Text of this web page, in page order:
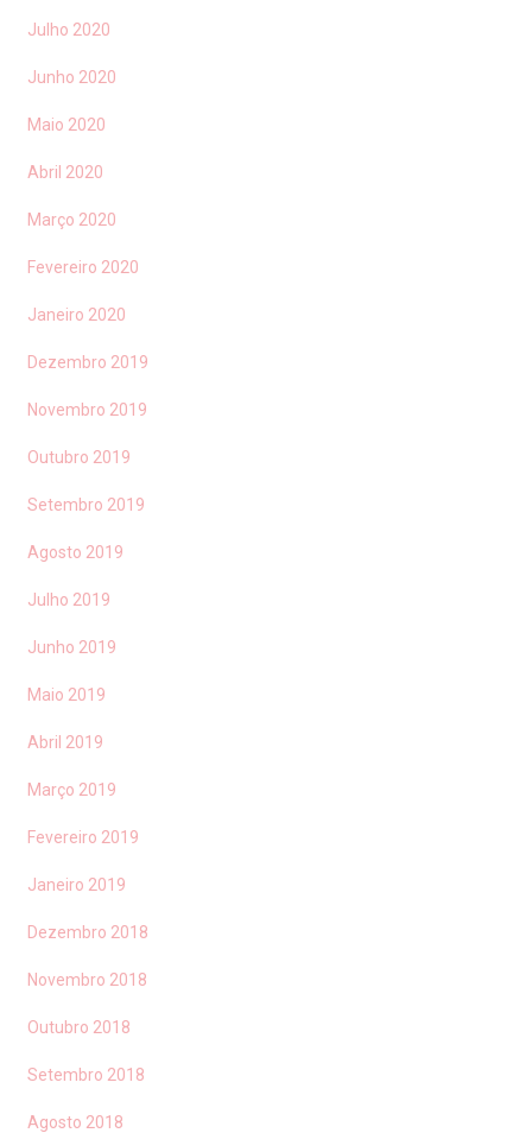
Julho 2020
Junho 2020
Maio 2020
Abril 2020
Março 2020
Fevereiro 2020
Janeiro 2020
Dezembro 2019
Novembro 2019
Outubro 2019
Setembro 2019
Agosto 2019
Julho 2019
Junho 2019
Maio 2019
Abril 2019
Março 2019
Fevereiro 2019
Janeiro 2019
Dezembro 2018
Novembro 2018
Outubro 2018
Setembro 2018
Agosto 2018